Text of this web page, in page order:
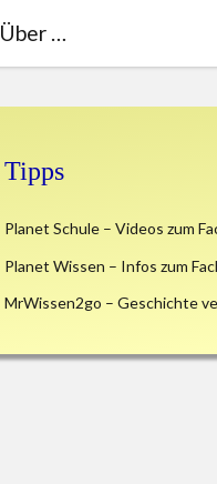
Über …
Tipps
Planet Schule – Videos zum
Planet Wissen – Infos zum
MrWissen2go – Geschichte